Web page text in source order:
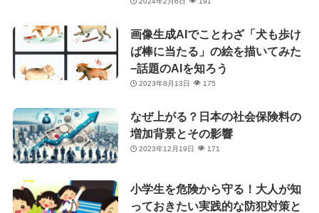
画像生成AIでことわざ「犬も歩け
ば棒に当たる」の絵を描いてみた
−話題のAIを知ろう
2023年8月13日 175
なぜ上がる？日本の社会保険料の
増加背景とその影響
2023年12月19日 171
小学生を危険から守る！大人が知
っておきたい実践的な防犯対策と